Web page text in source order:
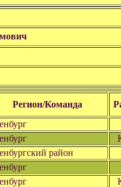
Регион/Команда
район